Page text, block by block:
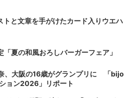
トと文章を手がけたカード入りウエハ
夏の和風おろしバーガーフェア」
、大阪の16歳がグランプリに 「bijo
ョン2026」リポート